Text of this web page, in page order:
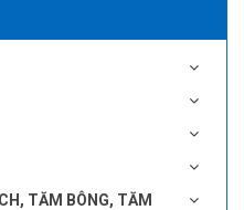
TĂM BÔNG, TĂM